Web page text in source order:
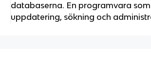
databaserna. En programvara
uppdatering, sökning och